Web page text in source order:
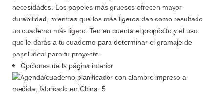
necesidades. Los papeles más gruesos ofrecen mayor
durabilidad, mientras que los más ligeros dan como resultado
un cuaderno más ligero. Ten en cuenta el propósito y el uso
que le darás a tu cuaderno para determinar el gramaje de
papel ideal para tu proyecto.
Opciones de la página interior